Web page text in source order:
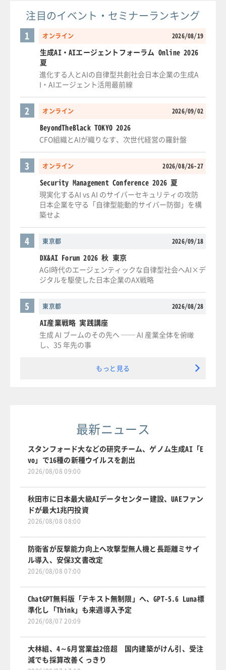
注目のイベント・セミナーランキング
オンライン 2026/08/19
1
生成AI・AIエージェントフォーラム Online 2026
夏
進化する人とAIの自律型共創社会日本企業の生成A
I・AIエージェント活用最前線
オンライン 2026/09/02
2
BeyondTheBlack TOKYO 2026
CFO組織とAIが織りなす、次世代経営の羅針盤
オンライン 2026/08/26-27
3
Security Management Conference 2026 夏
現実化するAI vs AI のサイバーセキュリティの攻防
日本企業を守る「自律型能動的サイバー防御」を構
築せよ
東京都 2026/09/18
4
DX&AI Forum 2026 秋 東京
AGI時代のエージェンティックな自律型社会へAI×デ
ジタルを駆使した日本企業のAX戦略
東京都 2026/08/28
5
AI産業戦略 実践講座
生成 AI ブームのその先へ ── AI 産業全体を俯瞰
し、35 年先の事
もっと見る
最新ニュース
スタンフォード大などの研究チーム、ゲノム生成AI「E
vo」で16種の新種ウイルスを創出
2026/08/08 09:00
秋田市に日本最大級AIデータセンター建設、UAEファン
ドが最大1兆円投資
2026/08/08 08:00
防衛省が反撃能力向上へ攻撃型無人機と長距離ミサイ
ル導入、安保3文書改定
2026/08/08 07:00
ChatGPT無料版「テキスト無制限」へ、GPT-5.6 Luna標
準化し「Think」も来週導入予定
2026/08/07 20:09
大林組、4～6月営業益2倍超 国内建築がけん引、受注
減でも採算改善くっきり